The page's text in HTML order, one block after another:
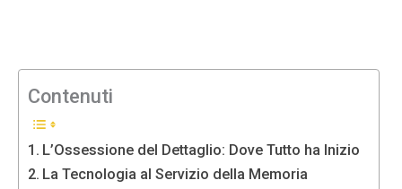
Contenuti
L’Ossessione del Dettaglio: Dove Tutto ha Inizio
La Tecnologia al Servizio della Memoria